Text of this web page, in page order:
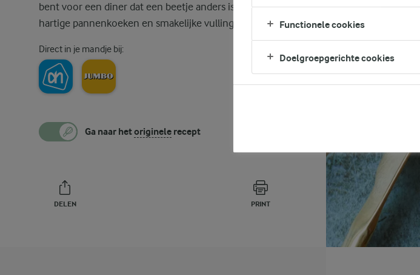
bent voor een diner dat een beetje anders is met
hartige pannenkoeken en smakelijke vullingen.
Direct in je mandje bij:
Ga naar hetoriginele recept
DELEN PRINT
Functionele cookies
Doelgroepgerichte cookies